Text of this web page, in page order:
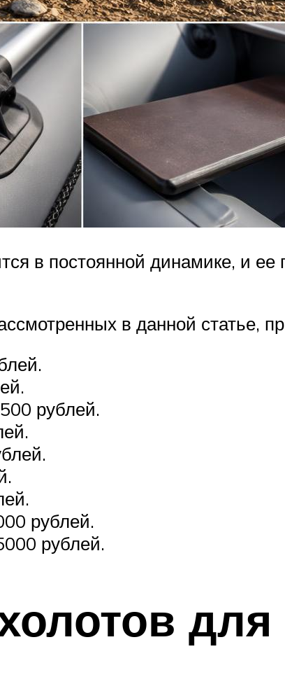
в постоянной динамике, и ее
в данной статье,
рублей.
рублей.
рублей.